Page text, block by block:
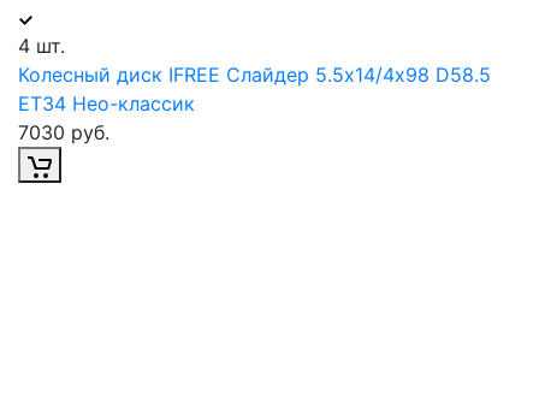
4 шт.
Колесный диск IFREE Слайдер 5.5х14/4х98 D58.5
ET34 Нео-классик
7030 руб.